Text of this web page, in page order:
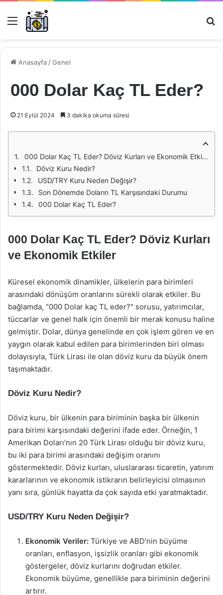
Menü
Anasayfa /Genel
000 Dolar Kaç TL Eder?
21 Eylül 2024 3 dakika okuma süresi
000 Dolar Kaç TL Eder? Döviz Kurları ve Ekonomik Etkiler
Döviz Kuru Nedir?
USD/TRY Kuru Neden Değişir?
Son Dönemde Doların TL Karşısındaki Durumu
000 Dolar Kaç TL Eder?
000 Dolar Kaç TL Eder? Döviz Kurları
ve Ekonomik Etkiler
Küresel ekonomik dinamikler, ülkelerin para birimleri
arasındaki dönüşüm oranlarını sürekli olarak etkiler. Bu
bağlamda, "000 Dolar kaç TL eder?" sorusu, yatırımcılar,
tüccarlar ve genel halk için önemli bir merak konusu haline
gelmiştir. Dolar, dünya genelinde en çok işlem gören ve en
yaygın olarak kabul edilen para birimlerinden biri olması
dolayısıyla, Türk Lirası ile olan döviz kuru da büyük önem
taşımaktadır.
Döviz Kuru Nedir?
Döviz kuru, bir ülkenin para biriminin başka bir ülkenin
para birimi karşısındaki değerini ifade eder. Örneğin, 1
Amerikan Doları’nın 20 Türk Lirası olduğu bir döviz kuru,
bu iki para birimi arasındaki değişim oranını
göstermektedir. Döviz kurları, uluslararası ticaretin, yatırım
kararlarının ve ekonomik istikrarın belirleyicisi olmasının
yanı sıra, günlük hayatta da çok sayıda etki yaratmaktadır.
USD/TRY Kuru Neden Değişir?
Ekonomik Veriler: Türkiye ve ABD’nin büyüme
oranları, enflasyon, işsizlik oranları gibi ekonomik
göstergeler, döviz kurlarını doğrudan etkiler.
Ekonomik büyüme, genellikle para biriminin değerini
artırır.